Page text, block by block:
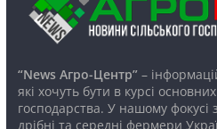
“News Агро-Центр”–
які хочуть бути в курсі
господарства. У нашому фокусі
дрібні та середні фермери